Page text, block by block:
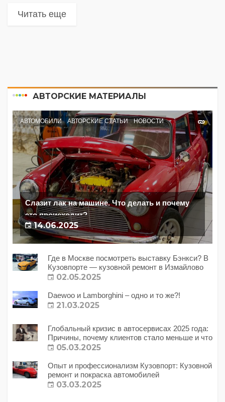
Читать еще
АВТОРСКИЕ МАТЕРИАЛЫ
АВТОМОБИЛИ АВТОРСКИЕ СТАТЬИ НОВОСТИ
Слазит лак на машине. Что делать и почему
это происходит?
14.06.2025
Где в Москве посмотреть выставку Бэнкси? В
Кузовпорте — кузовной ремонт в Измайлово
02.05.2025
Daewoo и Lamborghini – одно и то же?!
21.03.2025
Глобальный кризис в автосервисах 2025 года:
Причины, почему клиентов стало меньше и что
с этим делать?
05.03.2025
Опыт и профессионализм Кузовпорт: Кузовной
ремонт и покраска автомобилей
03.03.2025